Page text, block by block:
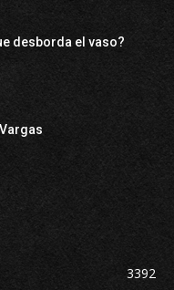
desborda el vaso?
3392